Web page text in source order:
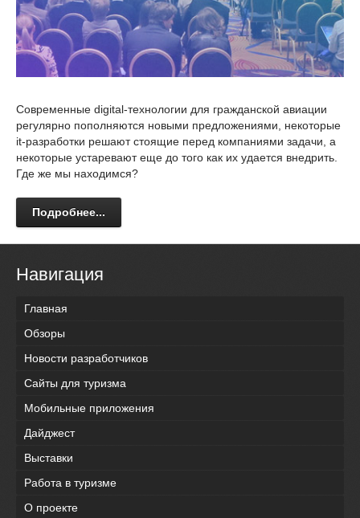
Современные digital-технологии для гражданской авиации
регулярно пополняются новыми предложениями, некоторые
it-разработки решают стоящие перед компаниями задачи, а
некоторые устаревают еще до того как их удается внедрить.
Где же мы находимся?
Подробнее...
Навигация
Главная
Обзоры
Новости разработчиков
Сайты для туризма
Мобильные приложения
Дайджест
Выставки
Работа в туризме
О проекте